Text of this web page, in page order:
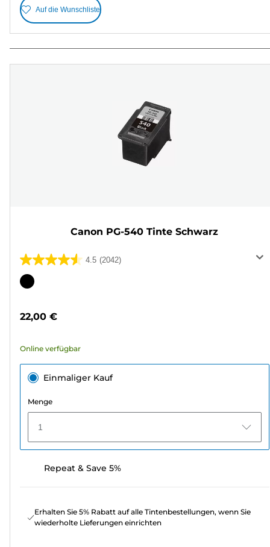
Auf die Wunschliste
Canon PG-540 Tinte Schwarz
4.5 (2042)
4.5
von
2042
Farbpatrone
22,00 €
Online verfügbar
Einmaliger Kauf
Menge
1
Repeat & Save 5%
Erhalten Sie 5% Rabatt auf alle Tintenbestellungen, wenn Sie
wiederholte Lieferungen einrichten